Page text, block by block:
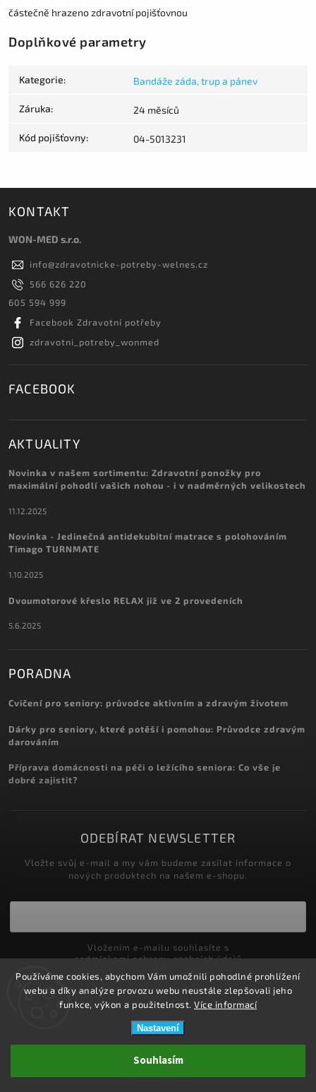
Používáme cookies, abychom Vám umožnili pohodlné prohlížení
webu a díky analýze provozu webu neustále zlepšovali jeho
funkce, výkon a použitelnost. Více informací
Nastavení
Souhlasím
částečně hrazeno zdravotní pojišťovnou
Doplňkové parametry
Kategorie: Bandáže záda, trup a pánev
Záruka: 24 měsíců
Kód pojišťovny: 04-5013231
KONTAKT
WON-MED s.r.o.
info@zdravotnicke-potreby-welnes.cz
566 626 220
605 594 999
Facebook Zdravotní potřeby
zdravotni_potreby_wonmed
FACEBOOK
AKTUALITY
Novinka v našem sortimentu: Zdravotní ponožky pro
maximální pohodlí vašich nohou - i v nadměrných velikostech
11.12.2025
Novinka - Jedinečná antidekubitní matrace s polohováním
Timago TURNMATE
1.10.2025
Dvoumotorové křeslo RELAX již ve 2 provedeních
5.6.2025
PORADNA
Cvičení pro seniory: průvodce aktivním a zdravým životem
Dárky pro seniory, které potěší i pomohou: Průvodce zdravým
darováním
Příprava domácnosti na péči o ležícího seniora: Co vše je
dobré zajistit?
ODEBÍRAT NEWSLETTER
Vložte svůj e-mail a my vám budeme zasílat informace o
nových produktech na našem e-shopu.
podmínkami ochrany osobních údajů
Přihlásit se
ZDRAVOTNÍ POTŘEBY DRDLOVÁ